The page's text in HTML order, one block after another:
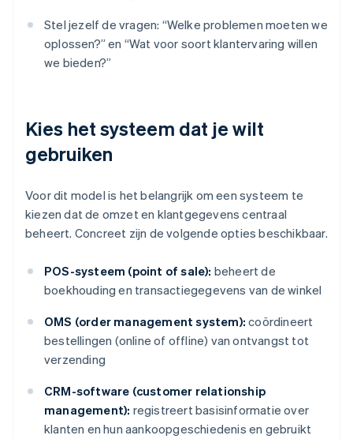
Stel jezelf de vragen: “Welke problemen moeten we
oplossen?” en “Wat voor soort klantervaring willen
we bieden?”
Kies het systeem dat je wilt
gebruiken
Voor dit model is het belangrijk om een systeem te
kiezen dat de omzet en klantgegevens centraal
beheert. Concreet zijn de volgende opties beschikbaar.
POS-systeem (point of sale): beheert de
boekhouding en transactiegegevens van de winkel
OMS (order management system): coördineert
bestellingen (online of offline) van ontvangst tot
verzending
CRM-software (customer relationship
management): registreert basisinformatie over
klanten en hun aankoopgeschiedenis en gebruikt